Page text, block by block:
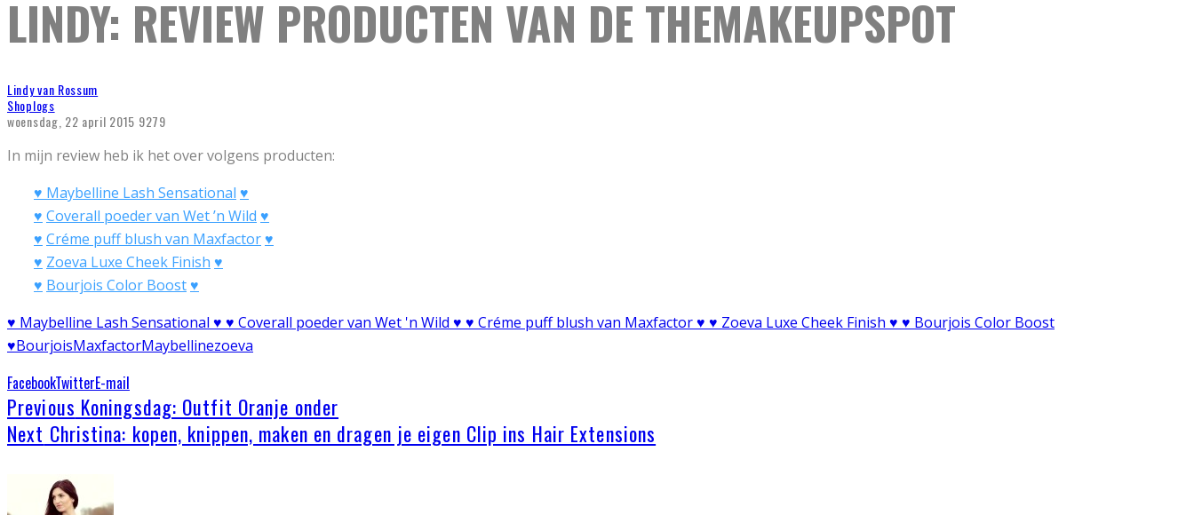
LINDY: REVIEW PRODUCTEN VAN DE THEMAKEUPSPOT
Lindy van Rossum
Shoplogs
woensdag, 22 april 2015 9279
In mijn review heb ik het over volgens producten:
♥ Maybelline Lash Sensational ♥
♥ Coverall poeder van Wet ’n Wild ♥
♥ Créme puff blush van Maxfactor♥
♥ Zoeva Luxe Cheek Finish ♥
♥ Bourjois Color Boost♥
♥ Maybelline Lash Sensational ♥ ♥ Coverall poeder van Wet 'n Wild ♥ ♥ Créme puff blush van Maxfactor ♥ ♥ Zoeva Luxe Cheek Finish ♥ ♥ Bourjois Color Boost
♥BourjoisMaxfactorMaybellinezoeva
FacebookTwitterE-mail
Previous Koningsdag: Outfit Oranje onder
Next Christina: kopen, knippen, maken en dragen je eigen Clip ins Hair Extensions